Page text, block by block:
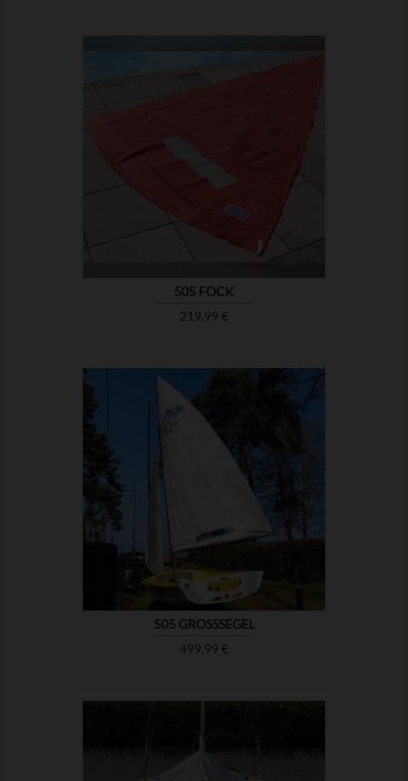
505 FOCK
Preis
219,99 €
505 GROSSSEGEL
Preis
499,99 €
ZEIGEN